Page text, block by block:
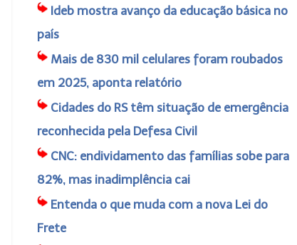
Ideb mostra avanço da educação básica no
país
Mais de 830 mil celulares foram roubados
em 2025, aponta relatório
Cidades do RS têm situação de emergência
reconhecida pela Defesa Civil
CNC: endividamento das famílias sobe para
82%, mas inadimplência cai
Entenda o que muda com a nova Lei do
Frete